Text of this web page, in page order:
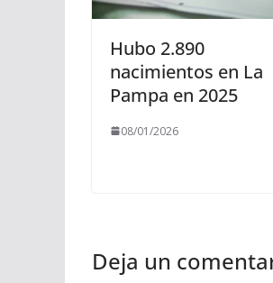
Hubo 2.890
nacimientos en La
Pampa en 2025
08/01/2026
Deja un